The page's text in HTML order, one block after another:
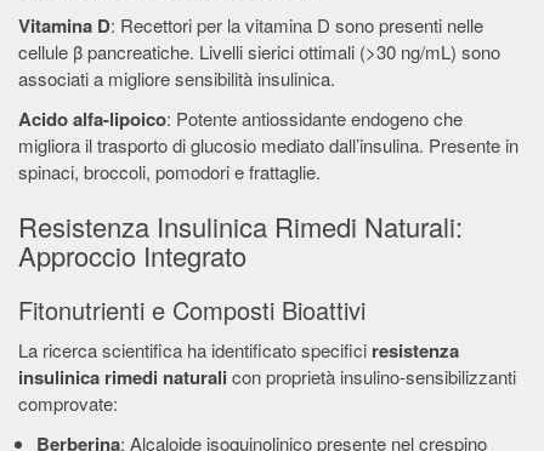
Vitamina D: Recettori per la vitamina D sono presenti nelle
cellule β pancreatiche. Livelli sierici ottimali (>30 ng/mL) sono
associati a migliore sensibilità insulinica.
Acido alfa-lipoico: Potente antiossidante endogeno che
migliora il trasporto di glucosio mediato dall’insulina. Presente in
spinaci, broccoli, pomodori e frattaglie.
Resistenza Insulinica Rimedi Naturali:
Approccio Integrato
Fitonutrienti e Composti Bioattivi
La ricerca scientifica ha identificato specifici resistenza
insulinica rimedi naturali con proprietà insulino-sensibilizzanti
comprovate:
Berberina: Alcaloide isoquinolinico presente nel crespino